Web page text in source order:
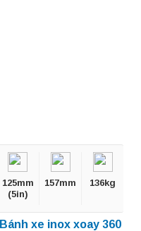
125mm
(5in)
157mm 136kg
Bánh xe inox xoay 360